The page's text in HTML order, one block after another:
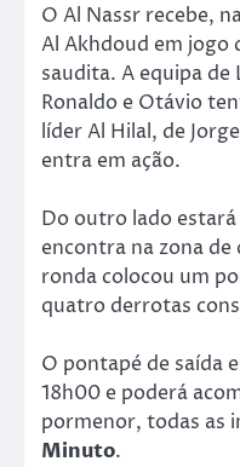
O Al Nassr recebe,
Al Akhdoud em jogo
saudita. A equipa
Ronaldo e Otávio
líder Al Hilal, de
entra em ação.
Do outro lado
encontra na zona de
ronda colocou um
quatro derrotas
O pontapé de saída
18h00 e poderá
pormenor, todas as
Minuto.